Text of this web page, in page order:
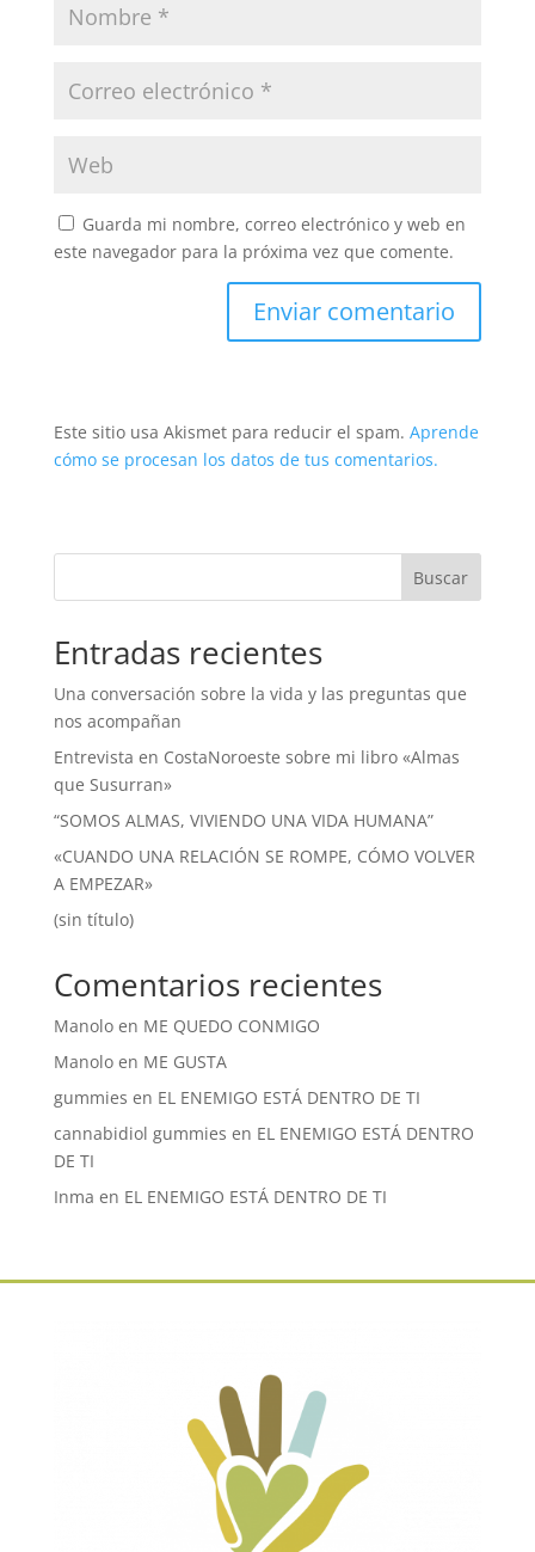
Guarda mi nombre, correo electrónico y web en
este navegador para la próxima vez que comente.
Este sitio usa Akismet para reducir el spam. Aprende
cómo se procesan los datos de tus comentarios.
Buscar
Entradas recientes
Una conversación sobre la vida y las preguntas que
nos acompañan
Entrevista en CostaNoroeste sobre mi libro «Almas
que Susurran»
“SOMOS ALMAS, VIVIENDO UNA VIDA HUMANA”
«CUANDO UNA RELACIÓN SE ROMPE, CÓMO VOLVER
A EMPEZAR»
(sin título)
Comentarios recientes
Manoloen ME QUEDO CONMIGO
Manoloen ME GUSTA
gummies en EL ENEMIGO ESTÁ DENTRO DE TI
cannabidiol gummies en EL ENEMIGO ESTÁ DENTRO
DE TI
Inma en EL ENEMIGO ESTÁ DENTRO DE TI